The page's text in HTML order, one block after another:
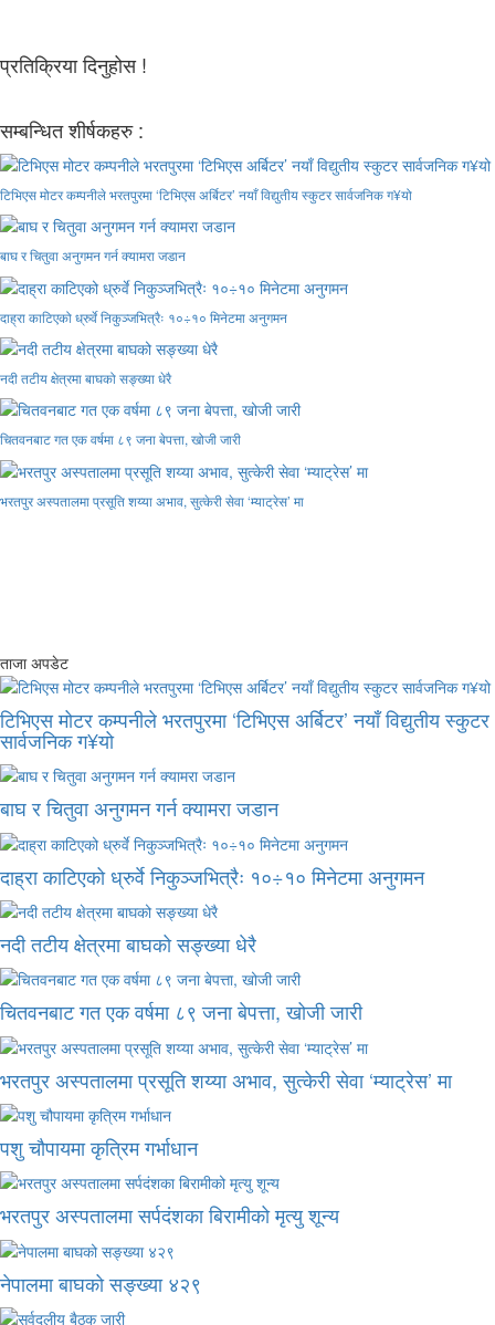
प्रतिक्रिया दिनुहोस !
सम्बन्धित शीर्षकहरु :
टिभिएस मोटर कम्पनीले भरतपुरमा ‘टिभिएस अर्बिटर’ नयाँ विद्युतीय स्कुटर सार्वजनिक ग¥यो
बाघ र चितुवा अनुगमन गर्न क्यामरा जडान
दाह्रा काटिएको ध्रुर्वे निकुञ्जभित्रैः १०÷१० मिनेटमा अनुगमन
नदी तटीय क्षेत्रमा बाघको सङ्ख्या धेरै
चितवनबाट गत एक वर्षमा ८९ जना बेपत्ता, खोजी जारी
भरतपुर अस्पतालमा प्रसूति शय्या अभाव, सुत्केरी सेवा ‘म्याट्रेस’ मा
ताजा अपडेट
टिभिएस मोटर कम्पनीले भरतपुरमा ‘टिभिएस अर्बिटर’ नयाँ विद्युतीय स्कुटर
सार्वजनिक ग¥यो
बाघ र चितुवा अनुगमन गर्न क्यामरा जडान
दाह्रा काटिएको ध्रुर्वे निकुञ्जभित्रैः १०÷१० मिनेटमा अनुगमन
नदी तटीय क्षेत्रमा बाघको सङ्ख्या धेरै
चितवनबाट गत एक वर्षमा ८९ जना बेपत्ता, खोजी जारी
भरतपुर अस्पतालमा प्रसूति शय्या अभाव, सुत्केरी सेवा ‘म्याट्रेस’ मा
पशु चौपायमा कृत्रिम गर्भाधान
भरतपुर अस्पतालमा सर्पदंशका बिरामीको मृत्यु शून्य
नेपालमा बाघको सङ्ख्या ४२९